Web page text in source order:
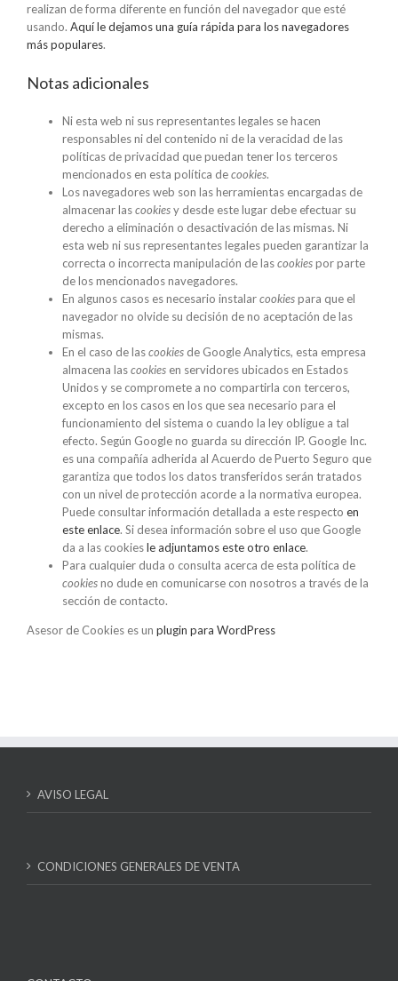
realizan de forma diferente en función del navegador que esté
usando. Aquí le dejamos una guía rápida para los navegadores
más populares.
Notas adicionales
Ni esta web ni sus representantes legales se hacen
responsables ni del contenido ni de la veracidad de las
políticas de privacidad que puedan tener los terceros
mencionados en esta política decookies.
Los navegadores web son las herramientas encargadas de
almacenar lascookiesy desde este lugar debe efectuar su
derecho a eliminación o desactivación de las mismas. Ni
esta web ni sus representantes legales pueden garantizar la
correcta o incorrecta manipulación de lascookiespor parte
de los mencionados navegadores.
En algunos casos es necesario instalarcookiespara que el
navegador no olvide su decisión de no aceptación de las
mismas.
En el caso de lascookies de Google Analytics, esta empresa
almacena lascookies en servidores ubicados en Estados
Unidos y se compromete a no compartirla con terceros,
excepto en los casos en los que sea necesario para el
funcionamiento del sistema o cuando la ley obligue a tal
efecto. Según Google no guarda su dirección IP. Google Inc.
es una compañía adherida al Acuerdo de Puerto Seguro que
garantiza que todos los datos transferidos serán tratados
con un nivel de protección acorde a la normativa europea.
Puede consultar información detallada a este respecto en
este enlace. Si desea información sobre el uso que Google
da a las cookiesle adjuntamos este otro enlace.
Para cualquier duda o consulta acerca de esta política de
cookiesno dude en comunicarse con nosotros a través de la
sección de contacto.
Asesor de Cookies es un plugin para WordPress
AVISO LEGAL
CONDICIONES GENERALES DE VENTA